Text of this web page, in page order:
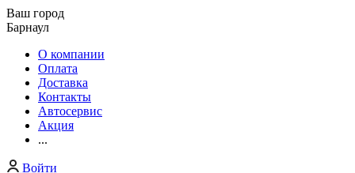
Ваш город
Барнаул
О компании
Оплата
Доставка
Контакты
Автосервис
Акция
...
Войти